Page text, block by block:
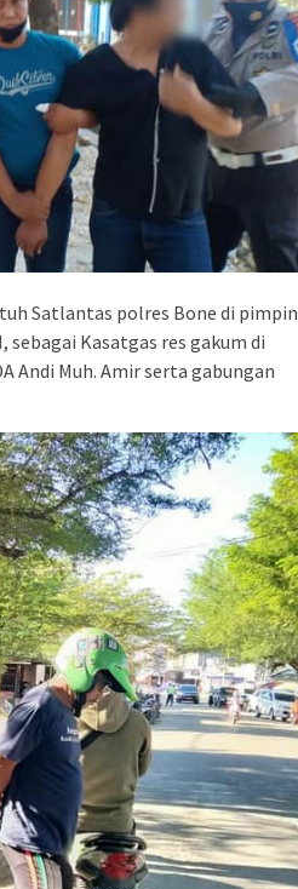
Satlantas polres Bone di pimpin
Kasatgas res gakum di
Andi Muh. Amir serta gabungan